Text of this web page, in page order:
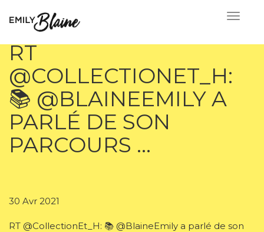
RT
@COLLECTIONET_H:
📚 @BLAINEEMILY A
PARLÉ DE SON
PARCOURS …
30 Avr 2021
RT @CollectionEt_H: 📚 @BlaineEmily a parlé de son